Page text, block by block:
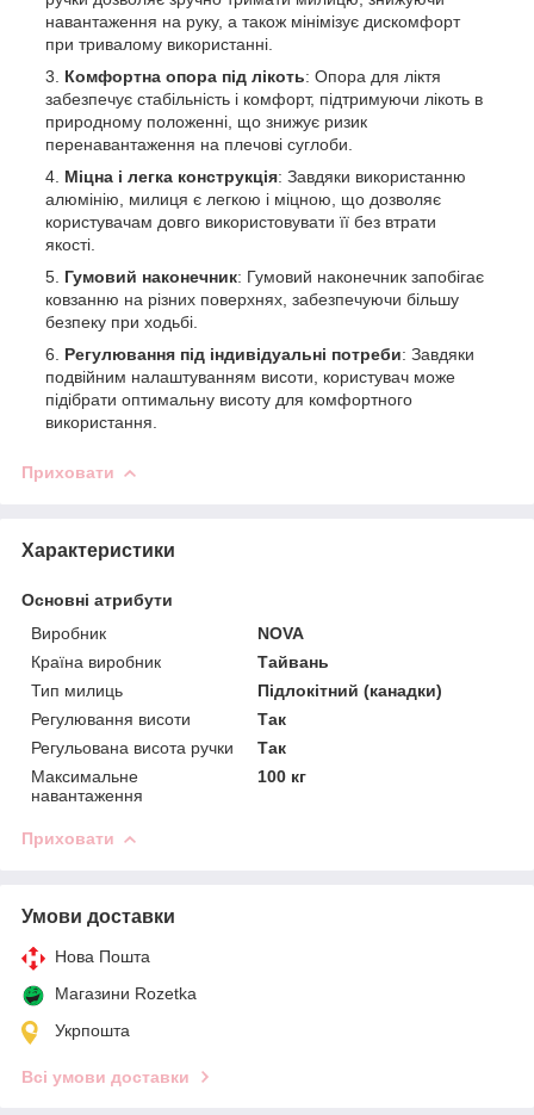
навантаження на руку, а також мінімізує дискомфорт
при тривалому використанні.
Комфортна опора під лікоть: Опора для ліктя
забезпечує стабільність і комфорт, підтримуючи лікоть в
природному положенні, що знижує ризик
перенавантаження на плечові суглоби.
Міцна і легка конструкція: Завдяки використанню
алюмінію, милиця є легкою і міцною, що дозволяє
користувачам довго використовувати її без втрати
якості.
Гумовий наконечник: Гумовий наконечник запобігає
ковзанню на різних поверхнях, забезпечуючи більшу
безпеку при ходьбі.
Регулювання під індивідуальні потреби: Завдяки
подвійним налаштуванням висоти, користувач може
підібрати оптимальну висоту для комфортного
використання.
Приховати
Характеристики
Основні атрибути
Виробник
NOVA
Країна виробник
Тайвань
Тип милиць
Підлокітний (канадки)
Регулювання висоти
Так
Регульована висота ручки
Так
Максимальне
навантаження
100 кг
Приховати
Умови доставки
Нова Пошта
Магазини Rozetka
Укрпошта
Всі умови доставки